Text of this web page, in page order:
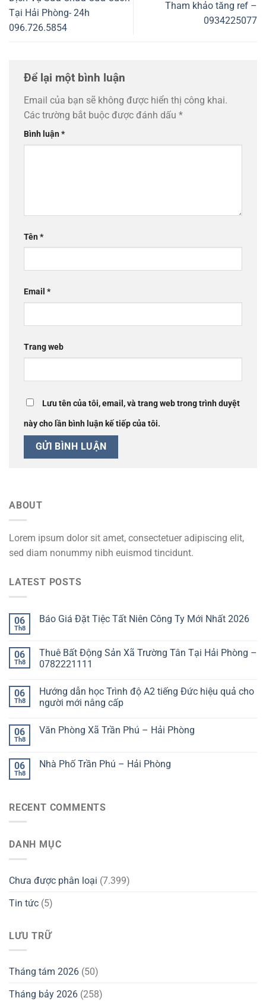
Tại Hải Phòng- 24h
096.726.5854
Tham khảo tăng ref –
0934225077
Để lại một bình luận
Email của bạn sẽ không được hiển thị công khai.
Các trường bắt buộc được đánh dấu *
Bình luận*
Tên*
Email *
Trang web
Lưu tên của tôi, email, và trang web trong trình duyệt
này cho lần bình luận kế tiếp của tôi.
ABOUT
Lorem ipsum dolor sit amet, consectetuer adipiscing elit,
sed diam nonummy nibh euismod tincidunt.
LATEST POSTS
06
Th8
Báo Giá Đặt Tiệc Tất Niên Công Ty Mới Nhất 2026
06
Th8
Thuê Bất Động Sản Xã Trường Tân Tại Hải Phòng –
0782221111
06
Th8
Hướng dẫn học Trình độ A2 tiếng Đức hiệu quả cho
người mới nâng cấp
06
Th8
Văn Phòng Xã Trần Phú – Hải Phòng
06
Th8
Nhà Phố Trần Phú – Hải Phòng
RECENT COMMENTS
DANH MỤC
Chưa được phân loại (7.399)
Tin tức (5)
LƯU TRỮ
Tháng tám 2026 (50)
Tháng bảy 2026 (258)